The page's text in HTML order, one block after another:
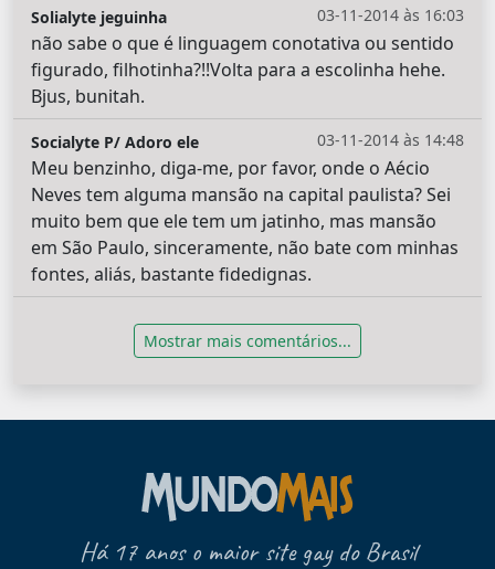
03-11-2014 às 16:03
Solialyte jeguinha
não sabe o que é linguagem conotativa ou sentido
figurado, filhotinha?!!Volta para a escolinha hehe.
Bjus, bunitah.
03-11-2014 às 14:48
Socialyte P/ Adoro ele
Meu benzinho, diga-me, por favor, onde o Aécio
Neves tem alguma mansão na capital paulista? Sei
muito bem que ele tem um jatinho, mas mansão
em São Paulo, sinceramente, não bate com minhas
fontes, aliás, bastante fidedignas.
Mostrar mais comentários...
Há 17 anos o maior site gay do Brasil